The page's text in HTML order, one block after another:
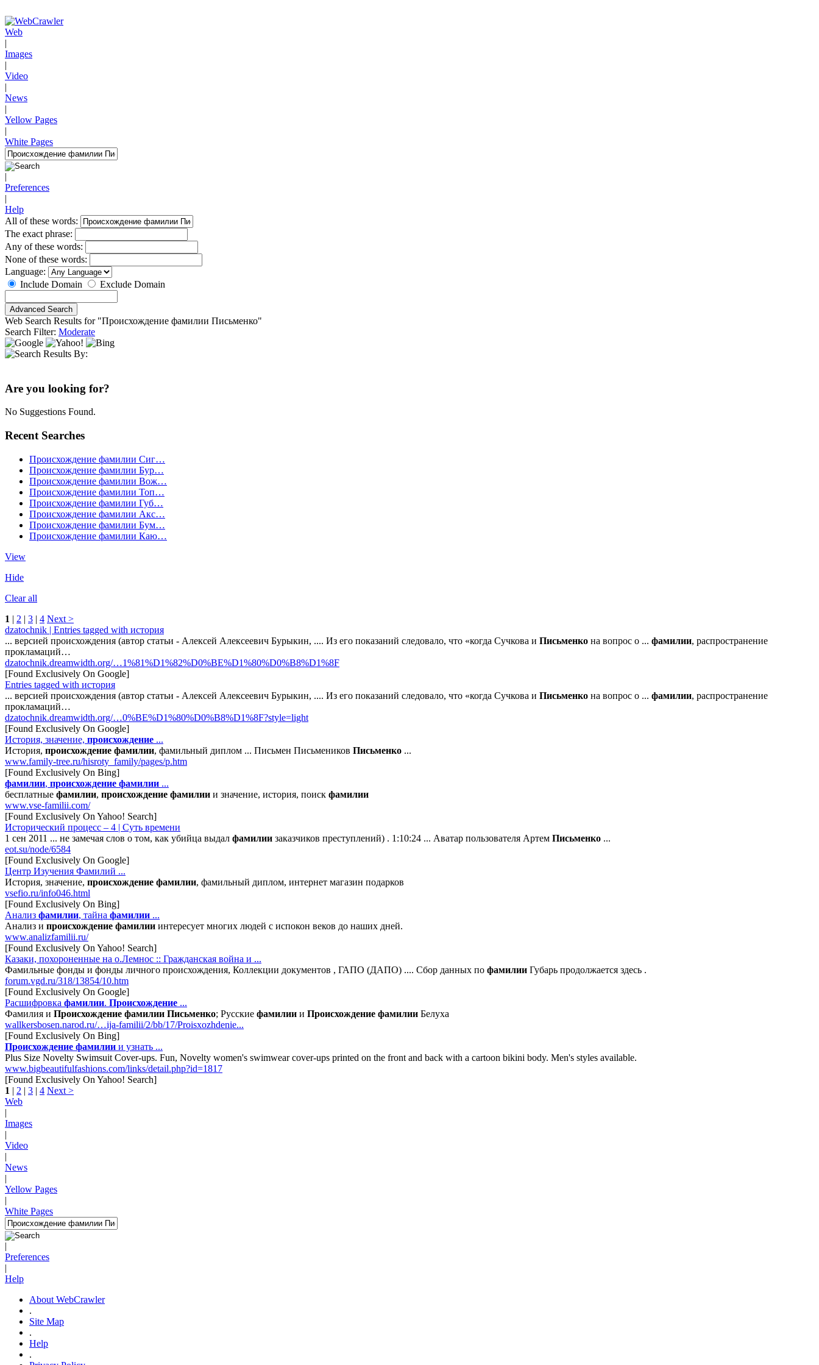
Web
|
Images
|
Video
|
News
|
Yellow Pages
|
White Pages
|
Preferences
|
Help
All of these words:
The exact phrase:
Any of these words:
None of these words:
Language:
Include Domain
Exclude Domain
Web Search Results for "Происхождение фамилии Письменко"
Search Filter: Moderate
Are you looking for?
No Suggestions Found.
Recent Searches
Происхождение фамилии Сиг…
Происхождение фамилии Бур…
Происхождение фамилии Вож…
Происхождение фамилии Топ…
Происхождение фамилии Губ…
Происхождение фамилии Акс…
Происхождение фамилии Бум…
Происхождение фамилии Каю…
View
Hide
Clear all
1 | 2 | 3 | 4 Next >
dzatochnik | Entries tagged with история
... версией происхождения (автор статьи - Алексей Алексеевич Бурыкин, .... Из его показаний следовало, что «когда Сучкова и Письменко на вопрос о ... фамилии, распространение
прокламаций…
dzatochnik.dreamwidth.org/…1%81%D1%82%D0%BE%D1%80%D0%B8%D1%8F
[Found Exclusively On Google]
Entries tagged with история
... версией происхождения (автор статьи - Алексей Алексеевич Бурыкин, .... Из его показаний следовало, что «когда Сучкова и Письменко на вопрос о ... фамилии, распространение
прокламаций…
dzatochnik.dreamwidth.org/…0%BE%D1%80%D0%B8%D1%8F?style=light
[Found Exclusively On Google]
История, значение, происхождение ...
История, происхождение фамилии, фамильный диплом ... Письмен Письмеников Письменко ...
www.family-tree.ru/hisroty_family/pages/p.htm
[Found Exclusively On Bing]
фамилии, происхождение фамилии ...
бесплатные фамилии, происхождение фамилии и значение, история, поиск фамилии
www.vse-familii.com/
[Found Exclusively On Yahoo! Search]
Исторический процесс – 4 | Суть времени
1 сен 2011 ... не замечая слов о том, как убийца выдал фамилии заказчиков преступлений) . 1:10:24 ... Аватар пользователя Артем Письменко ...
eot.su/node/6584
[Found Exclusively On Google]
Центр Изучения Фамилий ...
История, значение, происхождение фамилии, фамильный диплом, интернет магазин подарков
vsefio.ru/info046.html
[Found Exclusively On Bing]
Анализ фамилии, тайна фамилии ...
Анализ и происхождение фамилии интересует многих людей с испокон веков до наших дней.
www.analizfamilii.ru/
[Found Exclusively On Yahoo! Search]
Казаки, похороненные на о.Лемнос :: Гражданская война и ...
Фамильные фонды и фонды личного происхождения, Коллекции документов , ГАПО (ДАПО) .... Сбор данных по фамилии Губарь продолжается здесь .
forum.vgd.ru/318/13854/10.htm
[Found Exclusively On Google]
Расшифровка фамилии. Происхождение ...
Фамилия и Происхождение фамилии Письменко; Русские фамилии и Происхождение фамилии Белуха
wallkersbosen.narod.ru/…ija-familii/2/bb/17/Proisxozhdenie...
[Found Exclusively On Bing]
Происхождение фамилии и узнать ...
Plus Size Novelty Swimsuit Cover-ups. Fun, Novelty women's swimwear cover-ups printed on the front and back with a cartoon bikini body. Men's styles available.
www.bigbeautifulfashions.com/links/detail.php?id=1817
[Found Exclusively On Yahoo! Search]
1 | 2 | 3 | 4 Next >
Web
|
Images
|
Video
|
News
|
Yellow Pages
|
White Pages
|
Preferences
|
Help
About WebCrawler
.
Site Map
.
Help
.